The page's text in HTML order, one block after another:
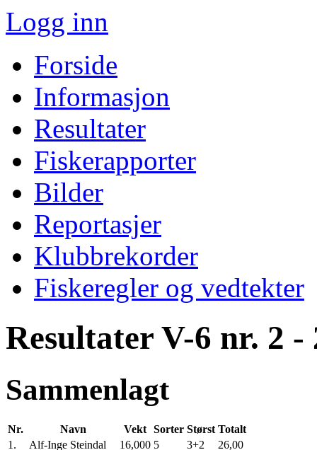
Logg inn
Forside
Informasjon
Resultater
Fiskerapporter
Bilder
Reportasjer
Klubbrekorder
Fiskeregler og vedtekter
Resultater V-6 nr. 2 -
Sammenlagt
Nr. Navn Vekt Sorter Størst Totalt
1.
Alf-Inge Steindal 16,000 5 3+2
26,00